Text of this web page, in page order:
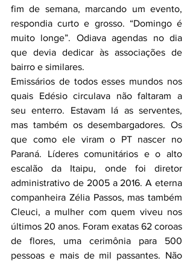
fim de semana, marcando um evento,
respondia curto e grosso. “Domingo é
muito longe”. Odiava agendas no dia
que devia dedicar às associações de
bairro e similares.
Emissários de todos esses mundos nos
quais Edésio circulava não faltaram a
seu enterro. Estavam lá as serventes,
mas também os desembargadores. Os
que como ele viram o PT nascer no
Paraná. Líderes comunitários e o alto
escalão da Itaipu, onde foi diretor
administrativo de 2005 a 2016. A eterna
companheira Zélia Passos, mas também
Cleuci, a mulher com quem viveu nos
últimos 20 anos. Foram exatas 62 coroas
de flores, uma cerimônia para 500
pessoas e mais de mil passantes. Não